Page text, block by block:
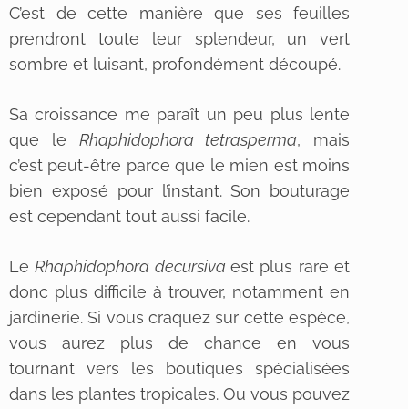
C’est de cette manière que ses feuilles
prendront toute leur splendeur, un vert
sombre et luisant, profondément découpé.
Sa croissance me paraît un peu plus lente
que le Rhaphidophora tetrasperma, mais
c’est peut-être parce que le mien est moins
bien exposé pour l’instant. Son bouturage
est cependant tout aussi facile.
LeRhaphidophora decursivaest plus rare et
donc plus difficile à trouver, notamment en
jardinerie. Si vous craquez sur cette espèce,
vous aurez plus de chance en vous
tournant vers les boutiques spécialisées
dans les plantes tropicales. Ou vous pouvez